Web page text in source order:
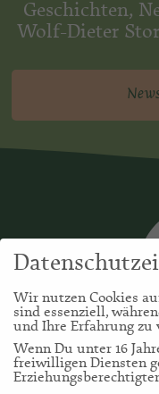
Geschichten,
Wolf-Dieter
Wir nutzen Cookies
sind essenziell,
und Ihre Erfahrung zu
Wenn Du unter 16
freiwilligen Diensten